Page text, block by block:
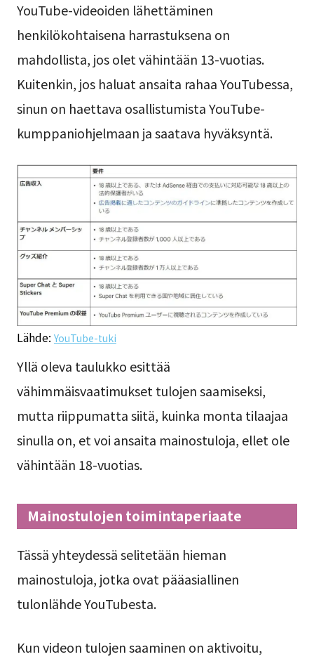
YouTube-videoiden lähettäminen
henkilökohtaisena harrastuksena on
mahdollista, jos olet vähintään 13-vuotias.
Kuitenkin, jos haluat ansaita rahaa YouTubessa,
sinun on haettava osallistumista YouTube-
kumppaniohjelmaan ja saatava hyväksyntä.
Lähde: YouTube-tuki
Yllä oleva taulukko esittää
vähimmäisvaatimukset tulojen saamiseksi,
mutta riippumatta siitä, kuinka monta tilaajaa
sinulla on, et voi ansaita mainostuloja, ellet ole
vähintään 18-vuotias.
Mainostulojen toimintaperiaate
Tässä yhteydessä selitetään hieman
mainostuloja, jotka ovat pääasiallinen
tulonlähde YouTubesta.
Kun videon tulojen saaminen on aktivoitu,